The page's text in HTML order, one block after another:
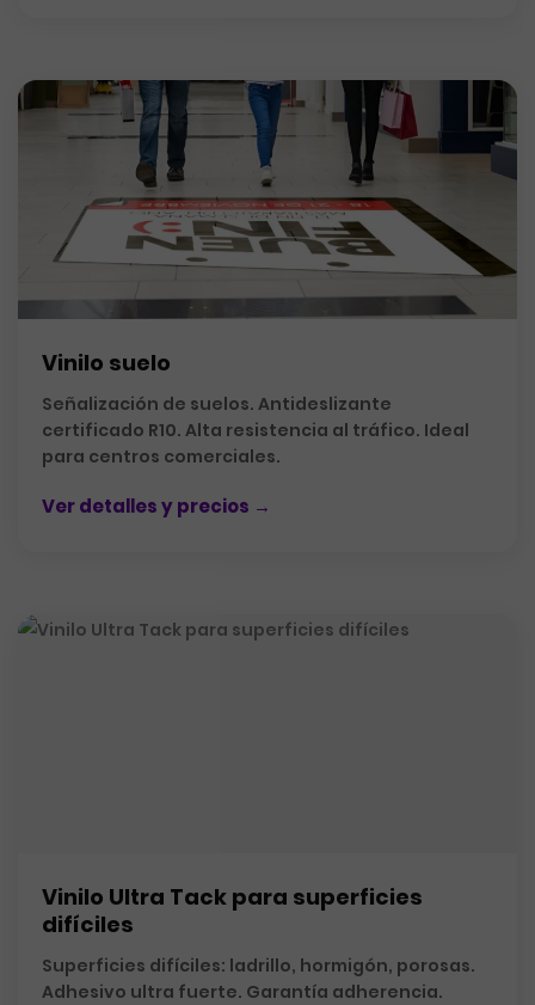
Vinilo suelo
Señalización de suelos. Antideslizante
certificado R10. Alta resistencia al tráfico. Ideal
para centros comerciales.
Ver detalles y precios →
Vinilo Ultra Tack para superficies
difíciles
Superficies difíciles: ladrillo, hormigón, porosas.
Adhesivo ultra fuerte. Garantía adherencia.